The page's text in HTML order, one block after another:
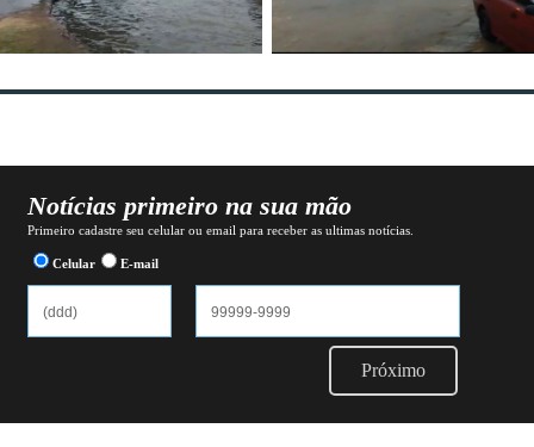
Notícias primeiro na sua mão
Primeiro cadastre seu celular ou email para receber as ultimas notícias.
Celular E-mail
Próximo